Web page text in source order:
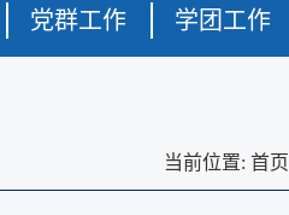
党群工作 学团工作
当前位置: 首页